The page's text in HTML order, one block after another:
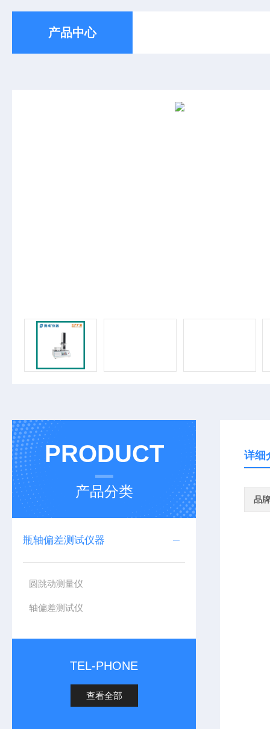
产品中心
PRODUCT
产品分类
瓶轴偏差测试仪器
圆跳动测量仪
轴偏差测试仪
TEL-PHONE
查看全部
详细
品牌